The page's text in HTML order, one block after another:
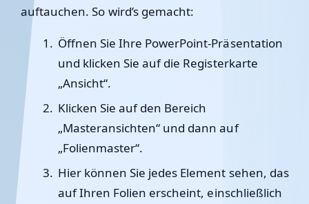
auftauchen. So wird’s gemacht:
Öffnen Sie Ihre PowerPoint-Präsentation
und klicken Sie auf die Registerkarte
„Ansicht“.
Klicken Sie auf den Bereich
„Masteransichten“ und dann auf
„Folienmaster“.
Hier können Sie jedes Element sehen, das
auf Ihren Folien erscheint, einschließlich